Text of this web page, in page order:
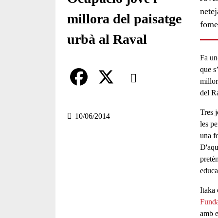
millora del paisatge
urbà al Raval
Comparteix
a
Compartir en altres xarxes
10/06/2014
Fa
que
del
Tres
les
una
Itaka
amb